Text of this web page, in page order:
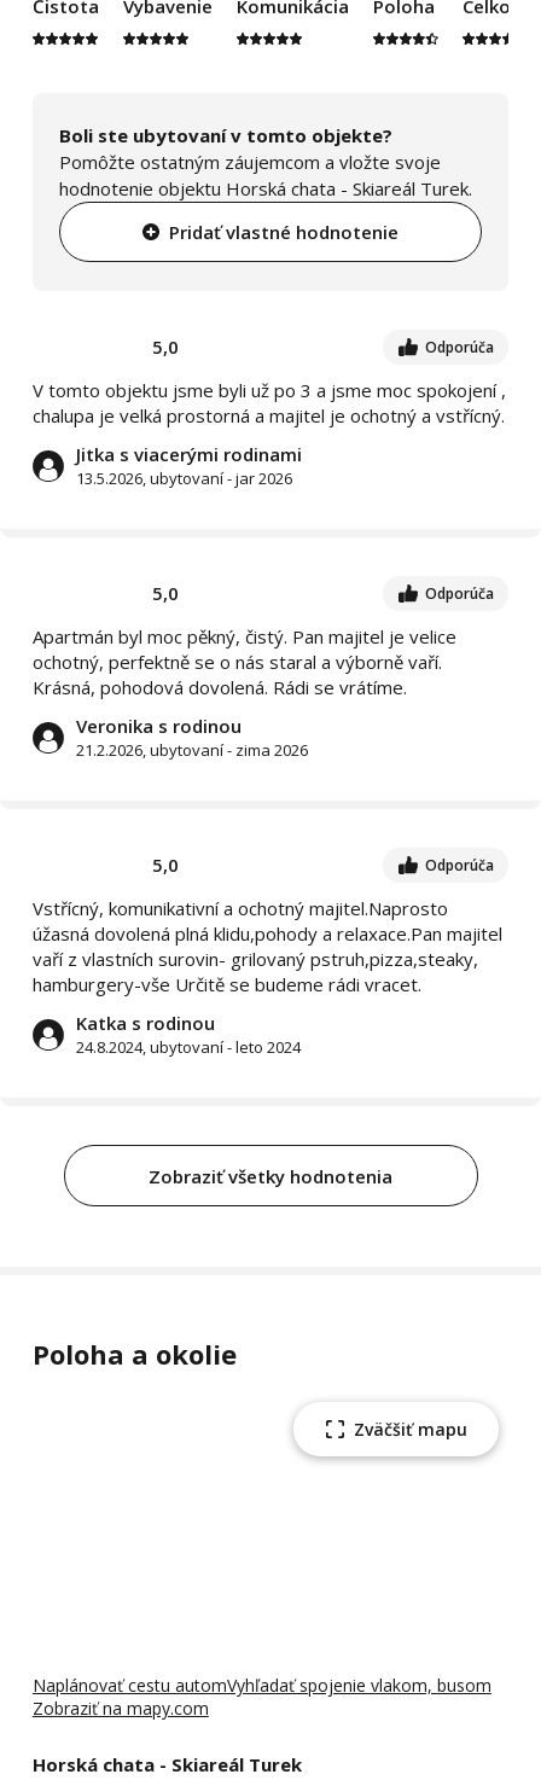
Čistota Vybavenie Komunikácia Poloha Celkový
Boli ste ubytovaní v tomto objekte?
Pomôžte ostatným záujemcom a vložte svoje
hodnotenie objektu Horská chata - Skiareál Turek.
Pridať vlastné hodnotenie
5,0 Odporúča
V tomto objektu jsme byli už po 3 a jsme moc spokojení ,
chalupa je velká prostorná a majitel je ochotný a vstřícný.
Jitka s viacerými rodinami
13.5.2026, ubytovaní - jar 2026
5,0 Odporúča
Apartmán byl moc pěkný, čistý. Pan majitel je velice
ochotný, perfektně se o nás staral a výborně vaří.
Krásná, pohodová dovolená. Rádi se vrátíme.
Veronika s rodinou
21.2.2026, ubytovaní - zima 2026
5,0 Odporúča
Vstřícný, komunikativní a ochotný majitel.Naprosto
úžasná dovolená plná klidu,pohody a relaxace.Pan majitel
vaří z vlastních surovin- grilovaný pstruh,pizza,steaky,
hamburgery-vše Určitě se budeme rádi vracet.
Katka s rodinou
24.8.2024, ubytovaní - leto 2024
Zobraziť všetky hodnotenia
Poloha a okolie
Zväčšiť mapu
Naplánovať cestu automVyhľadať spojenie vlakom, busom
Zobraziť na mapy.com
Horská chata - Skiareál Turek